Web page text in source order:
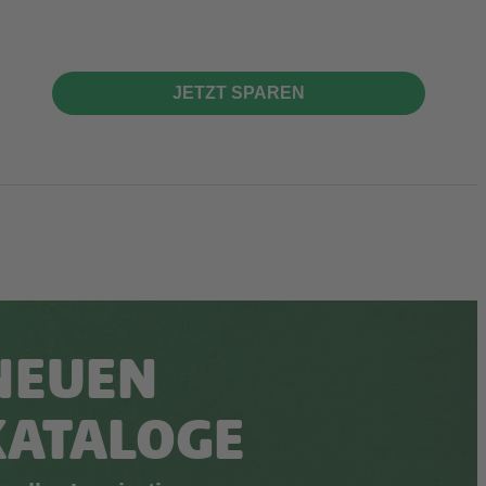
JETZT SPAREN